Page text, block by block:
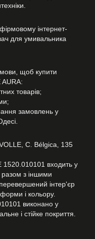
інтернет-
для умивальника
щоб купити
товарів;
замовлень у
C. Bélgica, 135
1520.010101 входить у
з іншими
інтер'єр
і кольору.
виконано у
і стійке покриття.